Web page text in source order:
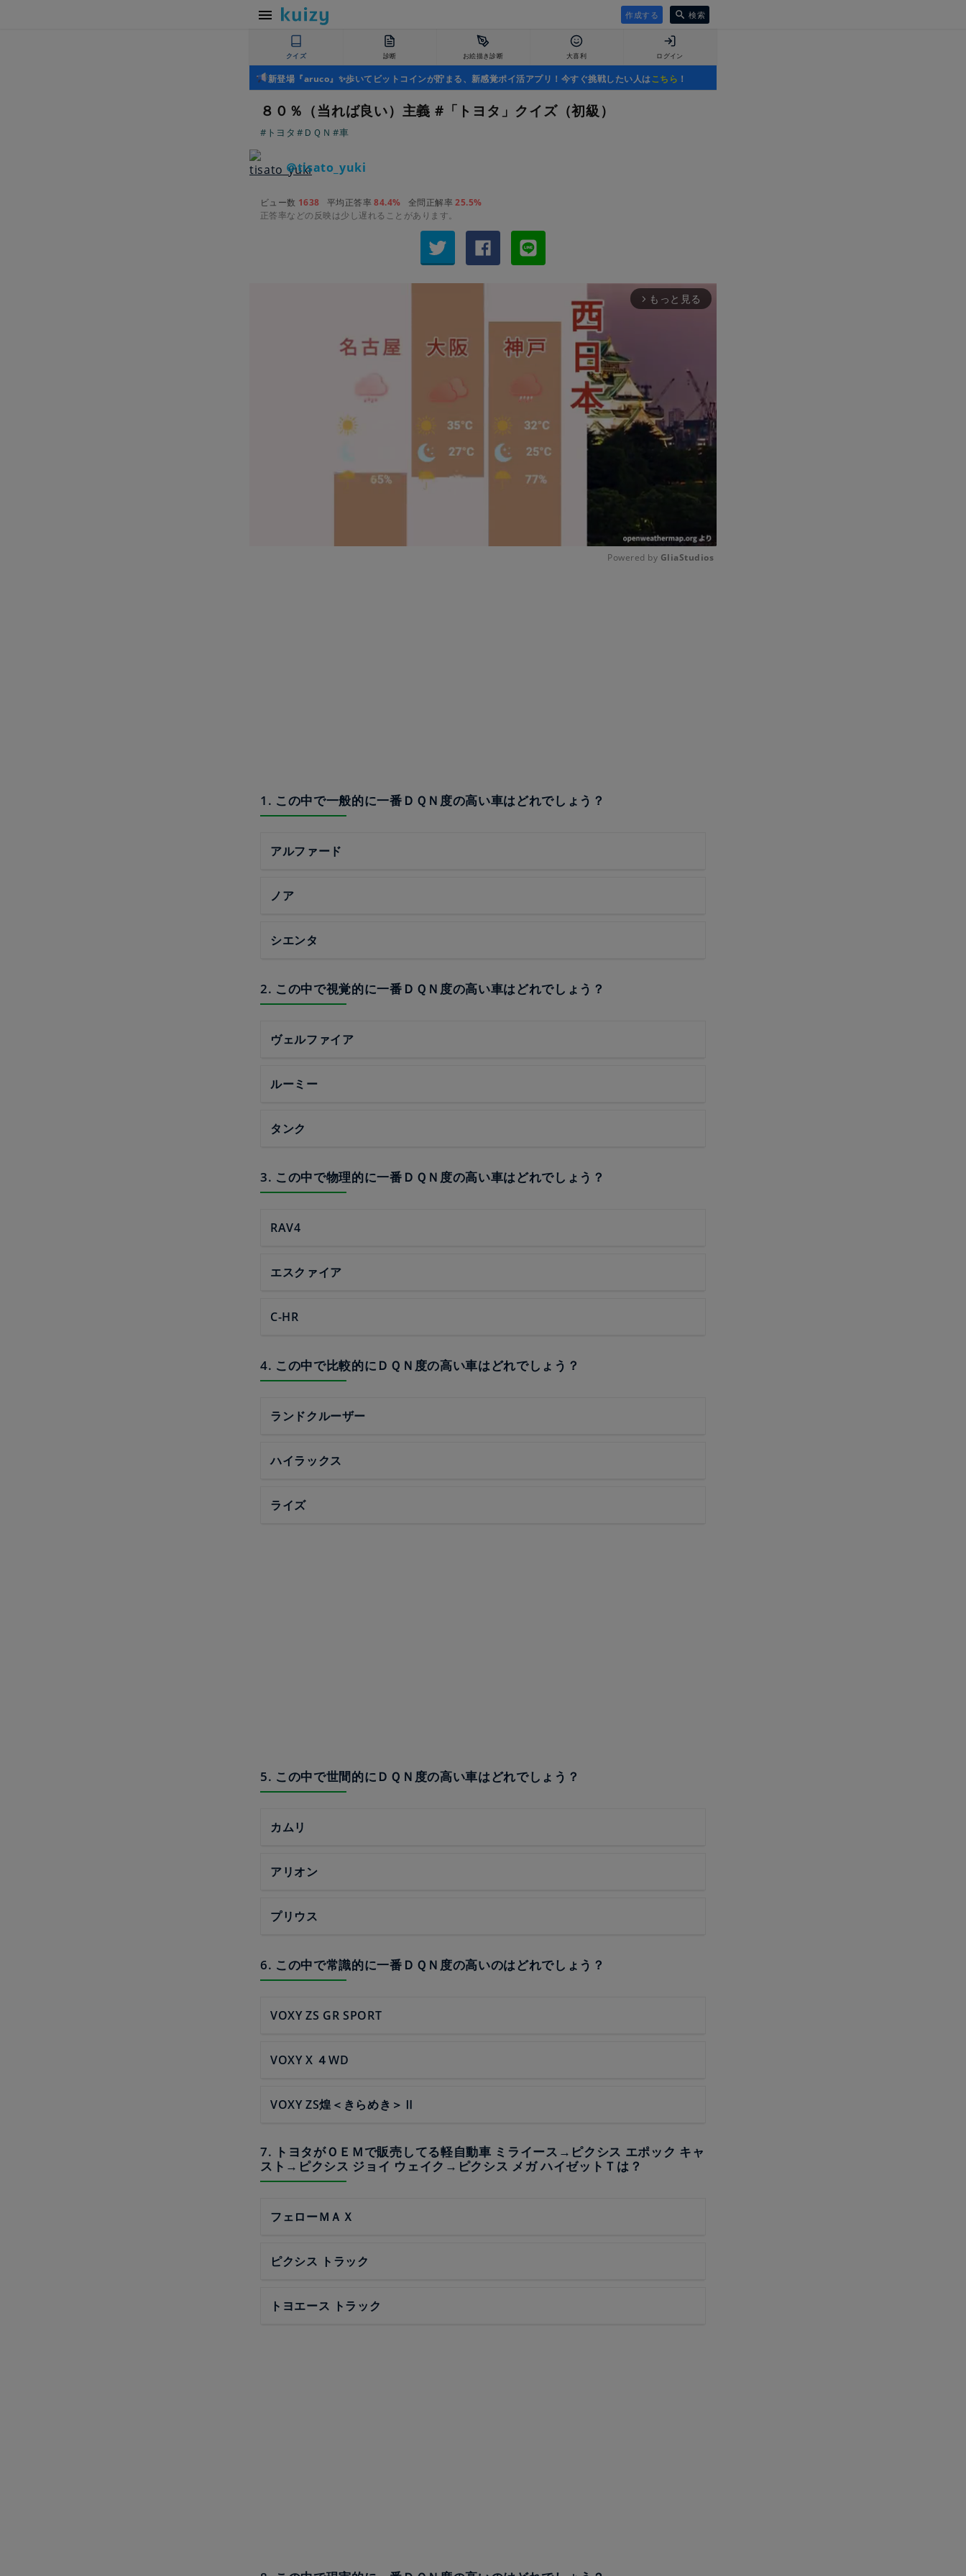
作成する 検索
クイズ 診断 お絵描き診断 大喜利 ログイン
新登場『aruco』✨歩いてビットコインが貯まる、新感覚ポイ活アプリ！今すぐ挑戦したい人はこちら ！
８０％（当れば良い）主義 #「トヨタ」クイズ（初級）
#トヨタ #ＤＱＮ #車
＠tisato_yuki
ビュー数 1638 平均正答率84.4% 全問正解率25.5%
正答率などの反映は少し遅れることがあります。
arrow_forward_ios もっと見る
Powered by GliaStudios
1. この中で一般的に一番ＤＱＮ度の高い車はどれでしょう？
アルファード
ノア
シエンタ
2. この中で視覚的に一番ＤＱＮ度の高い車はどれでしょう？
ヴェルファイア
ルーミー
タンク
3. この中で物理的に一番ＤＱＮ度の高い車はどれでしょう？
RAV4
エスクァイア
C-HR
4. この中で比較的にＤＱＮ度の高い車はどれでしょう？
ランドクルーザー
ハイラックス
ライズ
5. この中で世間的にＤＱＮ度の高い車はどれでしょう？
カムリ
アリオン
プリウス
6. この中で常識的に一番ＤＱＮ度の高いのはどれでしょう？
VOXY ZS GR SPORT
VOXY X ４WD
VOXY ZS煌＜きらめき＞Ⅱ
7. トヨタがＯＥＭで販売してる軽自動車 ミライース→ピクシス エポック キャ
スト→ピクシス ジョイ ウェイク→ピクシス メガ ハイゼットＴは？
フェローＭＡＸ
ピクシス トラック
トヨエース トラック